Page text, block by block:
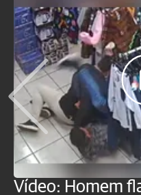
Vídeo: Homem